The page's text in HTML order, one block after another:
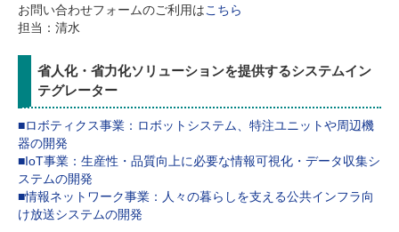
お問い合わせフォームのご利用はこちら
担当：清水
省人化・省力化ソリューションを提供するシステムイン
テグレーター
■ロボティクス事業：ロボットシステム、特注ユニットや周辺機
器の開発
■IoT事業：生産性・品質向上に必要な情報可視化・データ収集シ
ステムの開発
■情報ネットワーク事業：人々の暮らしを支える公共インフラ向
け放送システムの開発